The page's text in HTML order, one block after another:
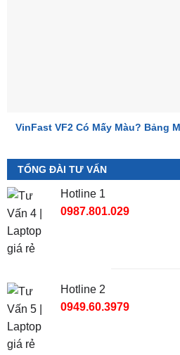
VinFast VF2 Có Mấy Màu? Bảng
TỔNG ĐÀI TƯ VẤN
Hotline 1
0987.801.029
Hotline 2
0949.60.3979